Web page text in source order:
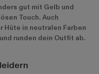
gut mit Gelb und
Touch. Auch
in neutralen Farben
runden dein Outfit ab.